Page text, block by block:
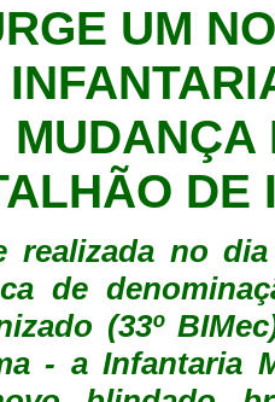
UM
MUDANÇA
DE
realizada no
de
(33º
- a Infantaria